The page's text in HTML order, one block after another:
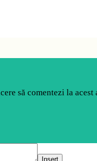
să comentezi la
Insert